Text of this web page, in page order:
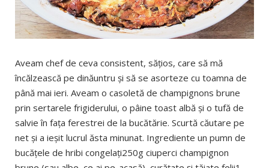
Aveam chef de ceva consistent, sățios, care să mă
încălzească pe dinăuntru și să se asorteze cu toamna de
până mai ieri. Aveam o casoletă de champignons brune
prin sertarele frigiderului, o pâine toast albă și o tufă de
salvie în fața ferestrei de la bucătărie. Scurtă căutare pe
net și a ieșit lucrul ăsta minunat. Ingrediente un pumn de
bucățele de hribi congelați250g ciuperci champignon